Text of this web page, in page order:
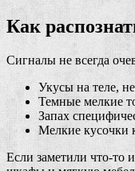
Как
Сигналы не всегда
Укусы на теле,
Темные мелкие
Запах
Мелкие кусочки
Если заметили что-то